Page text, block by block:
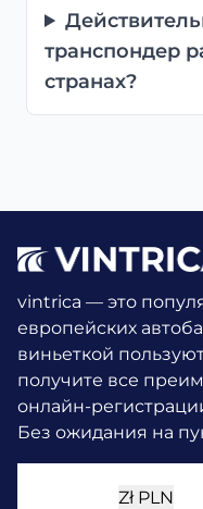
транспондер
странах?
vintrica — это
европейских
виньеткой
получите все
онлайн-
Без ожидания на
Zł PLN